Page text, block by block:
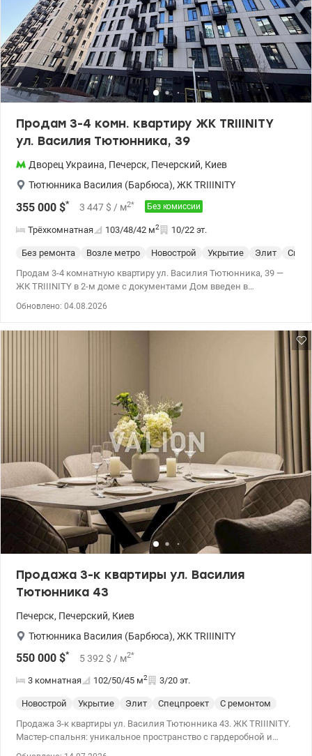
пешком, Лыбидская - 12 мин, Печерская - 20 мин. – Рядом парк
им. Марии Заньковецкой, Национальный ботанический сад им.
Гришка. - В пешей доступности: супермаркеты, ТЦ Good Life,
NOVUS, кафе и рестораны. - много школ и детских садов,
гимназия. Цена 400 000 у.е Без комиссии. Светлана, тел. 096-126-
02-44 valion.ua/1140613
Продам 3-4 комн. квартиру ЖК TRIIINITY
ул. Василия Тютюнника, 39
Дворец Украина, Печерск, Печерский, Киев
Тютюнника Василия (Барбюса), ЖК TRIIINITY
355 000 $* 3 447 $ / м2* Без комиссии
Трёхкомнатная 103/48/42 м2 10/22 эт.
Без ремонта Возле метро Новострой Укрытие Элит
Продам 3-4 комнатную квартиру ул. Василия Тютюнника, 39 —
ЖК TRIIINITY в 2-м доме с документами Дом введен в
Панорамные окна Schüco - подземный паркинг, соединенный с
зарядные станции для электрокаров; - надежная система
контроля доступа и видеонаблюдения по периметру; -
двухуровневый подземный паркинг на 588 мест - До метро
Дворец Украина - 7 минут пешком, Лыбидская - 12 мин,
Печерская - 20 мин. – Рядом парк им. Марии Заньковецкой,
Национальный ботанический сад им. Гришка. - В пешей
доступности: супермаркеты, ТЦ Good Life, NOVUS, кафе и
рестораны. - много школ и детских садов, гимназия. Есть в
продаже паркоместо Цена 355000 у.е Без комиссии. Светлана,
тел. 096-126-02-44 valion.ua/1140613
Обновлено: 04.08.2026
Продажа 3-к квартиры ул. Василия
Тютюнника 43
Печерск, Печерский, Киев
Тютюнника Василия (Барбюса), ЖК TRIIINITY
550 000 $* 5 392 $ / м2*
3 комнатная 102/50/45 м2 3/20 эт.
Новострой Укрытие Элит Спецпроект
С ремонтом
Продажа 3-к квартиры ул. Василия Тютюнника 43. ЖК TRIIINITY.
Мастер-спальня: уникальное пространство с гардеробной и